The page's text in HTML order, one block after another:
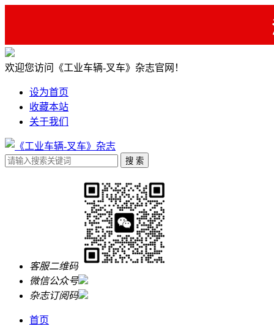
欢迎您访问《工业车辆-叉车》杂志官网！
设为首页
收藏本站
关于我们
客服二维码
微信公众号
杂志订阅码
首页